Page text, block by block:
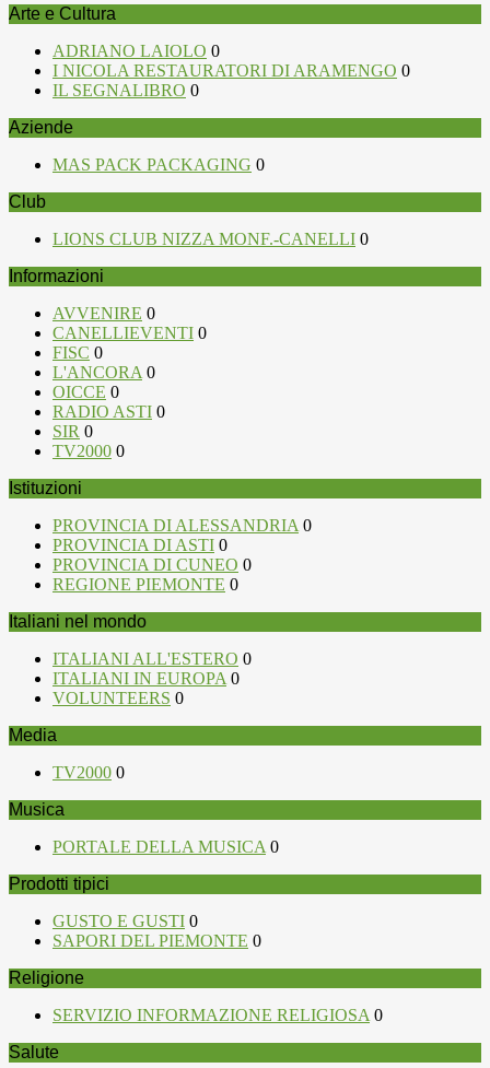
Arte e Cultura
ADRIANO LAIOLO 0
I NICOLA RESTAURATORI DI ARAMENGO 0
IL SEGNALIBRO 0
Aziende
MAS PACK PACKAGING 0
Club
LIONS CLUB NIZZA MONF.-CANELLI 0
Informazioni
AVVENIRE 0
CANELLIEVENTI 0
FISC 0
L'ANCORA 0
OICCE 0
RADIO ASTI 0
SIR 0
TV2000 0
Istituzioni
PROVINCIA DI ALESSANDRIA 0
PROVINCIA DI ASTI 0
PROVINCIA DI CUNEO 0
REGIONE PIEMONTE 0
Italiani nel mondo
ITALIANI ALL'ESTERO 0
ITALIANI IN EUROPA 0
VOLUNTEERS 0
Media
TV2000 0
Musica
PORTALE DELLA MUSICA 0
Prodotti tipici
GUSTO E GUSTI 0
SAPORI DEL PIEMONTE 0
Religione
SERVIZIO INFORMAZIONE RELIGIOSA 0
Salute